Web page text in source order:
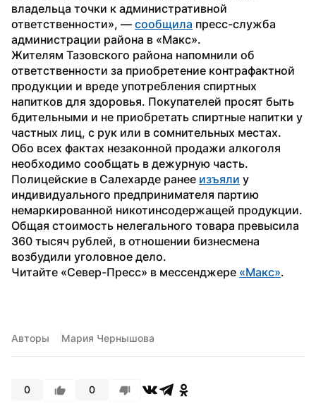
владельца точки к административной
ответственности», — сообщила пресс-служба
администрации района в «Макс».
Жителям Тазовского района напомнили об
ответственности за приобретение контрафактной
продукции и вреде употребления спиртных
напитков для здоровья. Покупателей просят быть
бдительными и не приобретать спиртные напитки у
частных лиц, с рук или в сомнительных местах.
Обо всех фактах незаконной продажи алкоголя
необходимо сообщать в дежурную часть.
Полицейские в Салехарде ранее изъяли у
индивидуального предпринимателя партию
немаркированной никотинсодержащей продукции.
Общая стоимость нелегального товара превысила
360 тысяч рублей, в отношении бизнесмена
возбудили уголовное дело.
Читайте «Север-Пресс» в мессенджере «Макс».
Авторы Мария Чернышова
0 0